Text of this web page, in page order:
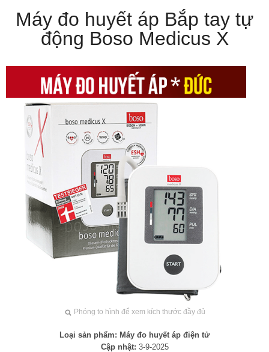
Máy đo huyết áp Bắp tay tự
động Boso Medicus X
Phóng to hình để xem kích thước đầy đủ
Loại sản phẩm: Máy đo huyết áp điện tử
Cập nhật: 3-9-2025